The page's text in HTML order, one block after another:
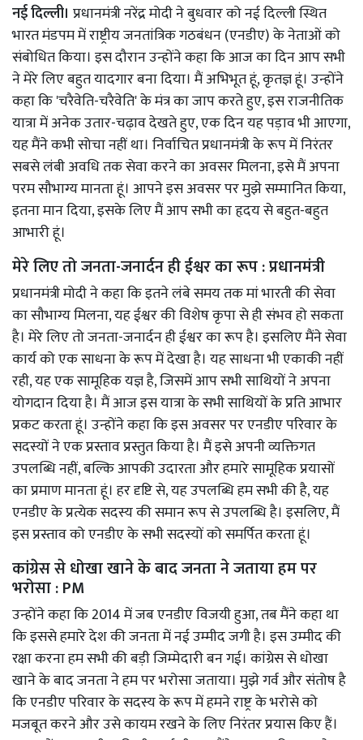
नई दिल्ली। प्रधानमंत्री नरेंद्र मोदी ने बुधवार को नई दिल्ली स्थित
भारत मंडपम में राष्ट्रीय जनतांत्रिक गठबंधन (एनडीए) के नेताओं को
संबोधित किया। इस दौरान उन्होंने कहा कि आज का दिन आप सभी
ने मेरे लिए बहुत यादगार बना दिया। मैं अभिभूत हूं, कृतज्ञ हूं। उन्होंने
कहा कि 'चरैवेति-चरैवेति' के मंत्र का जाप करते हुए, इस राजनीतिक
यात्रा में अनेक उतार-चढ़ाव देखते हुए, एक दिन यह पड़ाव भी आएगा,
यह मैंने कभी सोचा नहीं था। निर्वाचित प्रधानमंत्री के रूप में निरंतर
सबसे लंबी अवधि तक सेवा करने का अवसर मिलना, इसे मैं अपना
परम सौभाग्य मानता हूं। आपने इस अवसर पर मुझे सम्मानित किया,
इतना मान दिया, इसके लिए मैं आप सभी का हृदय से बहुत-बहुत
आभारी हूं।
मेरे लिए तो जनता-जनार्दन ही ईश्वर का रूप : प्रधानमंत्री
प्रधानमंत्री मोदी ने कहा कि इतने लंबे समय तक मां भारती की सेवा
का सौभाग्य मिलना, यह ईश्वर की विशेष कृपा से ही संभव हो सकता
है। मेरे लिए तो जनता-जनार्दन ही ईश्वर का रूप है। इसलिए मैंने सेवा
कार्य को एक साधना के रूप में देखा है। यह साधना भी एकाकी नहीं
रही, यह एक सामूहिक यज्ञ है, जिसमें आप सभी साथियों ने अपना
योगदान दिया है। मैं आज इस यात्रा के सभी साथियों के प्रति आभार
प्रकट करता हूं। उन्होंने कहा कि इस अवसर पर एनडीए परिवार के
सदस्यों ने एक प्रस्ताव प्रस्तुत किया है। मैं इसे अपनी व्यक्तिगत
उपलब्धि नहीं, बल्कि आपकी उदारता और हमारे सामूहिक प्रयासों
का प्रमाण मानता हूं। हर दृष्टि से, यह उपलब्धि हम सभी की है, यह
एनडीए के प्रत्येक सदस्य की समान रूप से उपलब्धि है। इसलिए, मैं
इस प्रस्ताव को एनडीए के सभी सदस्यों को समर्पित करता हूं।
कांग्रेस से धोखा खाने के बाद जनता ने जताया हम पर
भरोसा : PM
उन्होंने कहा कि 2014 में जब एनडीए विजयी हुआ, तब मैंने कहा था
कि इससे हमारे देश की जनता में नई उम्मीद जगी है। इस उम्मीद की
रक्षा करना हम सभी की बड़ी जिम्मेदारी बन गई। कांग्रेस से धोखा
खाने के बाद जनता ने हम पर भरोसा जताया। मुझे गर्व और संतोष है
कि एनडीए परिवार के सदस्य के रूप में हमने राष्ट्र के भरोसे को
मजबूत करने और उसे कायम रखने के लिए निरंतर प्रयास किए हैं।